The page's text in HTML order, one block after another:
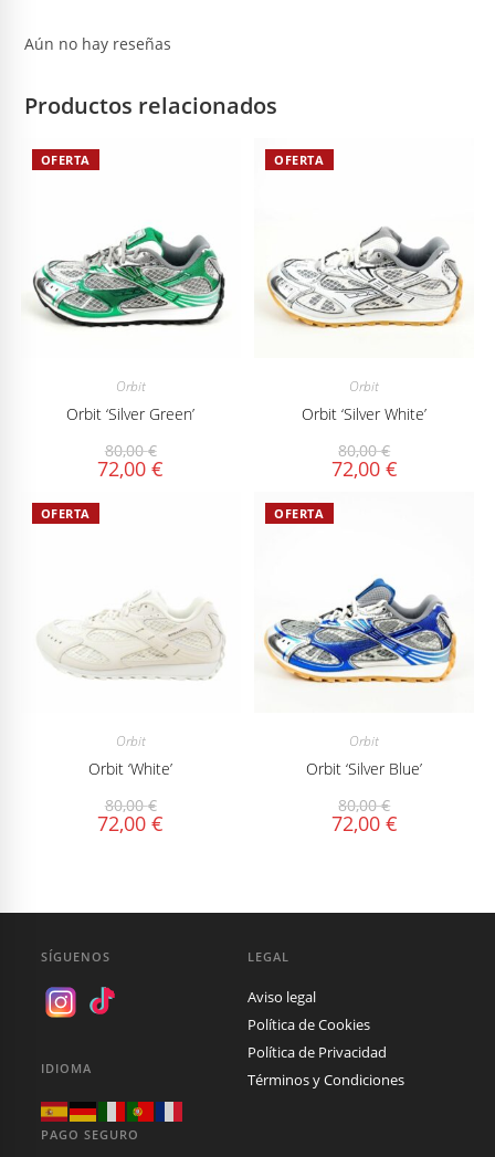
Aún no hay reseñas
Productos relacionados
OFERTA
Orbit
Orbit ‘Silver Green’
80,00€
72,00€
OFERTA
Orbit
Orbit ‘Silver White’
80,00€
72,00 €
OFERTA
Orbit
Orbit ‘White’
80,00€
72,00€
OFERTA
Orbit
Orbit ‘Silver Blue’
80,00€
72,00 €
SÍGUENOS
IDIOMA
LEGAL
Aviso legal
Política de Cookies
Política de Privacidad
Términos y Condiciones
PAGO SEGURO